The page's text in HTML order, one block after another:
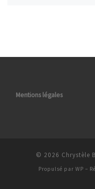
Mentions légales
© 2026 Chrystèle
Propulsé par WP –